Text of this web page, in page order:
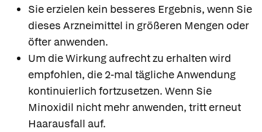
Sie erzielen kein besseres Ergebnis, wenn Sie
dieses Arzneimittel in größeren Mengen oder
öfter anwenden.
Um die Wirkung aufrecht zu erhalten wird
empfohlen, die 2-mal tägliche Anwendung
kontinuierlich fortzusetzen. Wenn Sie
Minoxidil nicht mehr anwenden, tritt erneut
Haarausfall auf.